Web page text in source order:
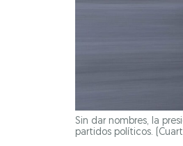
Sin dar nombres, la
partidos políticos.